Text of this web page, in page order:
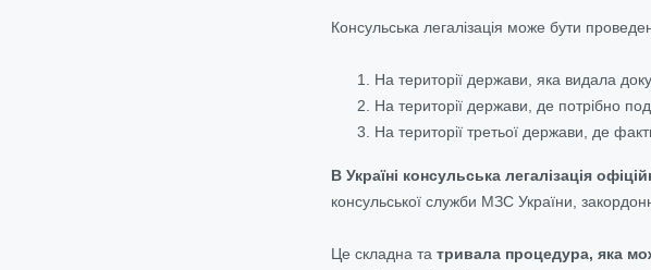
Консульська легалізація може бути
На території держави, яка видала
На території держави, де потрібно
На території третьої держави, де
В Україні консульська легалізація
консульської служби МЗС України,
Це складна та тривала процедура, яка